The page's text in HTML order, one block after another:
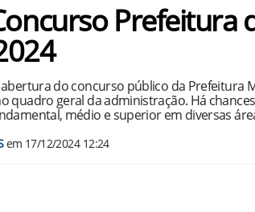
Prefeitura
do concurso público da Prefeitura
quadro geral da administração. Há
médio e superior em diversas
em 17/12/2024 12:24